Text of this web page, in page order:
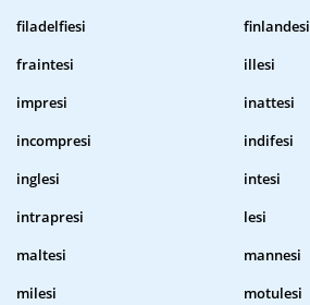
filadelfiesi
finlandesi
fraintesi
illesi
impresi
inattesi
incompresi
indifesi
inglesi
intesi
intrapresi
lesi
maltesi
mannesi
milesi
motulesi